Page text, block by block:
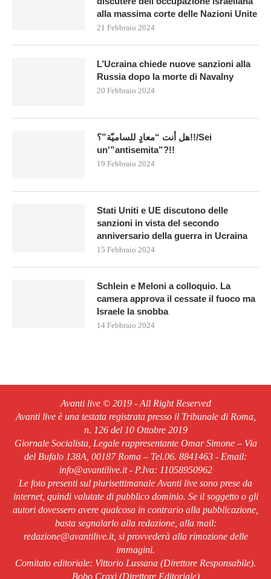
alla massima corte delle Nazioni Unite
21 Febbraio 2024
L’Ucraina chiede nuove sanzioni alla
Russia dopo la morte di Navalny
20 Febbraio 2024
هل أنت “معادٍ للساميّة”؟!!/Sei
un'”antisemita”?!!
19 Febbraio 2024
Stati Uniti e UE discutono delle
sanzioni in vista del secondo
anniversario della guerra in Ucraina
15 Febbraio 2024
Schlein e Meloni a colloquio. La
camera approva il cessate il fuoco ma
Israele la snobba
14 Febbraio 2024
Avanti live © 2019 - All Right Reserved
Avanti live è una testata registrata presso il Tribunale di Roma,
n. 126 del 10 Ottobre 2019
Giornale Socialista, Legale rappresentante Omar Simone – Via
del Bufalo 138A, 00187 Roma – Tel.06. 8841463 - Email:
info@avantilive.it - P.Iva: 11058950962
Le foto presenti sul plurisettimanale Avanti live sono prese da
internet, quindi valutate di pubblico dominio. Se il soggetto o gli
autori dovessero avere qualcosa in contrario alla pubblicazione,
basta segnalarlo alla redazione, alla mail:
redazione@avantilive.it, si provvederà alla rimozione delle
immagini.
Comitato editoriale: Vittorio Lussana (Direttore Responsabile).
Bobo Craxi (Direttore Editoriale)